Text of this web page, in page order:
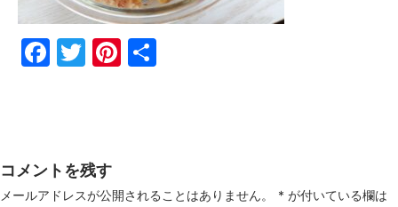
Fac
Twi
Pin
コメントを残す
メールアドレスが公開されることはありません。 * が付いている欄は